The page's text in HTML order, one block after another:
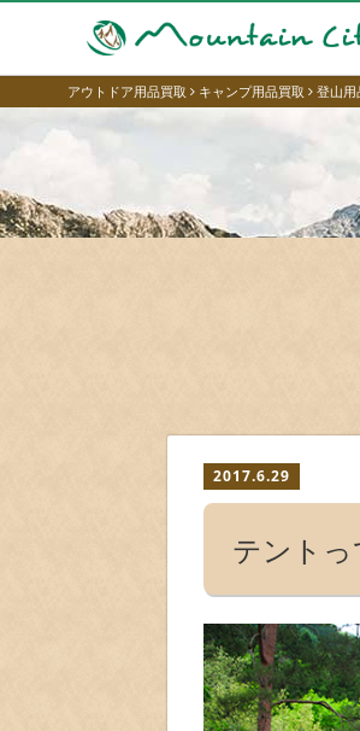
アウトドア用品買取 キャンプ用品買取 登山用
2017.6.29
テント